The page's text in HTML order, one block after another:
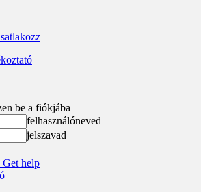
be a fiókjába
felhasználóneved
jelszavad
Get help